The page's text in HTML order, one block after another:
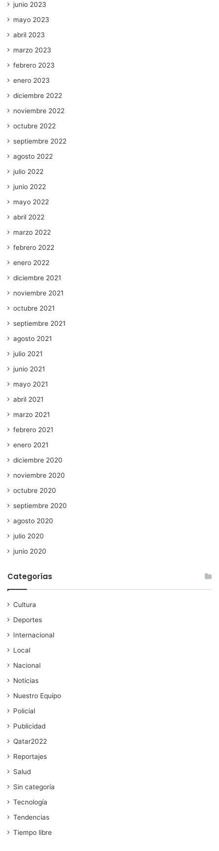
junio 2023
mayo 2023
abril 2023
marzo 2023
febrero 2023
enero 2023
diciembre 2022
noviembre 2022
octubre 2022
septiembre 2022
agosto 2022
julio 2022
junio 2022
mayo 2022
abril 2022
marzo 2022
febrero 2022
enero 2022
diciembre 2021
noviembre 2021
octubre 2021
septiembre 2021
agosto 2021
julio 2021
junio 2021
mayo 2021
abril 2021
marzo 2021
febrero 2021
enero 2021
diciembre 2020
noviembre 2020
octubre 2020
septiembre 2020
agosto 2020
julio 2020
junio 2020
Categorías
Cultura
Deportes
Internacional
Local
Nacional
Noticias
Nuestro Equipo
Policial
Publicidad
Qatar2022
Reportajes
Salud
Sin categoría
Tecnología
Tendencias
Tiempo libre